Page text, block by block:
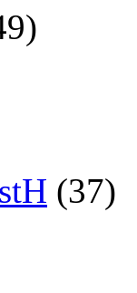
(37)